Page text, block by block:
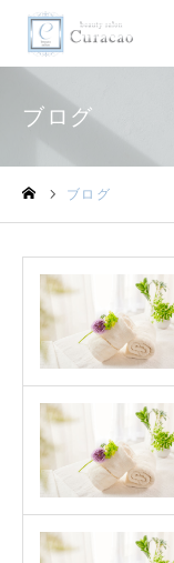
ブログ
ブログ